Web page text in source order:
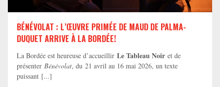
BÉNÉVOLAT : L’ŒUVRE PRIMÉE DE MAUD DE PALMA-
DUQUET ARRIVE À LA BORDÉE!
La Bordée est heureuse d’accueillir Le Tableau Noir et de
présenter Bénévolat, du 21 avril au 16 mai 2026, un texte
puissant [...]